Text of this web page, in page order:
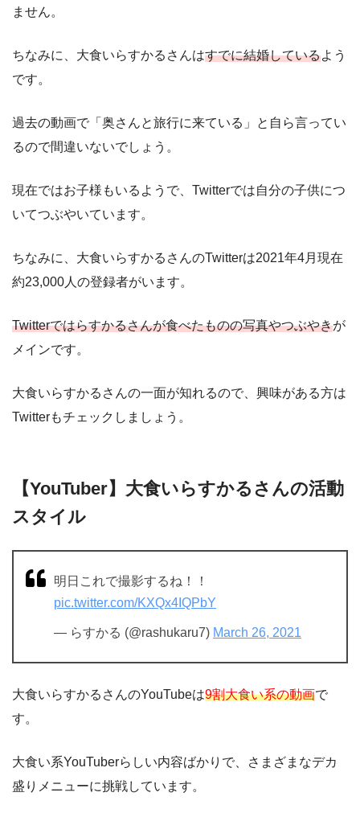
ません。
ちなみに、大食いらすかるさんはすでに結婚しているよう
です。
過去の動画で「奥さんと旅行に来ている」と自ら言ってい
るので間違いないでしょう。
現在ではお子様もいるようで、Twitterでは自分の子供につ
いてつぶやいています。
ちなみに、大食いらすかるさんのTwitterは2021年4月現在
約23,000人の登録者がいます。
Twitterではらすかるさんが食べたものの写真やつぶやきが
メインです。
大食いらすかるさんの一面が知れるので、興味がある方は
Twitterもチェックしましょう。
【YouTuber】大食いらすかるさんの活動
スタイル
明日これで撮影するね！！
pic.twitter.com/KXQx4IQPbY
— らすかる (@rashukaru7) March 26, 2021
大食いらすかるさんのYouTubeは9割大食い系の動画で
す。
大食い系YouTuberらしい内容ばかりで、さまざまなデカ
盛りメニューに挑戦しています。